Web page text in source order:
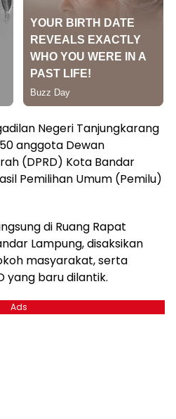
Negeri Tanjungkarang
anggota Dewan
(DPRD) Kota Bandar
Pemilihan Umum (Pemilu)
di Ruang Rapat
Lampung, disaksikan
masyarakat, serta
yang baru dilantik.
Ads